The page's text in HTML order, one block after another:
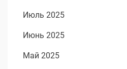
Июль 2025
Июнь 2025
Май 2025